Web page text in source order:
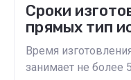
Сроки
прямых тип
Время
занимает не более